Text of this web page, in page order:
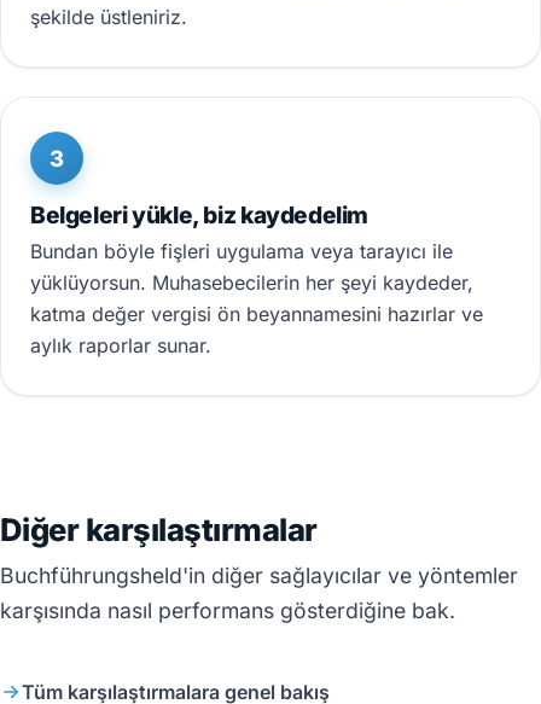
şekilde üstleniriz.
3
Belgeleri yükle, biz kaydedelim
Bundan böyle fişleri uygulama veya tarayıcı ile
yüklüyorsun. Muhasebecilerin her şeyi kaydeder,
katma değer vergisi ön beyannamesini hazırlar ve
aylık raporlar sunar.
Diğer karşılaştırmalar
Buchführungsheld'in diğer sağlayıcılar ve yöntemler
karşısında nasıl performans gösterdiğine bak.
Tüm karşılaştırmalara genel bakış